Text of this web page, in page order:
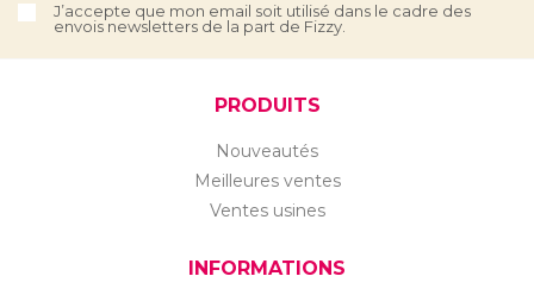
J’accepte que mon email soit utilisé dans le cadre des
envois newsletters de la part de Fizzy.
PRODUITS
Nouveautés
Meilleures ventes
Ventes usines
INFORMATIONS